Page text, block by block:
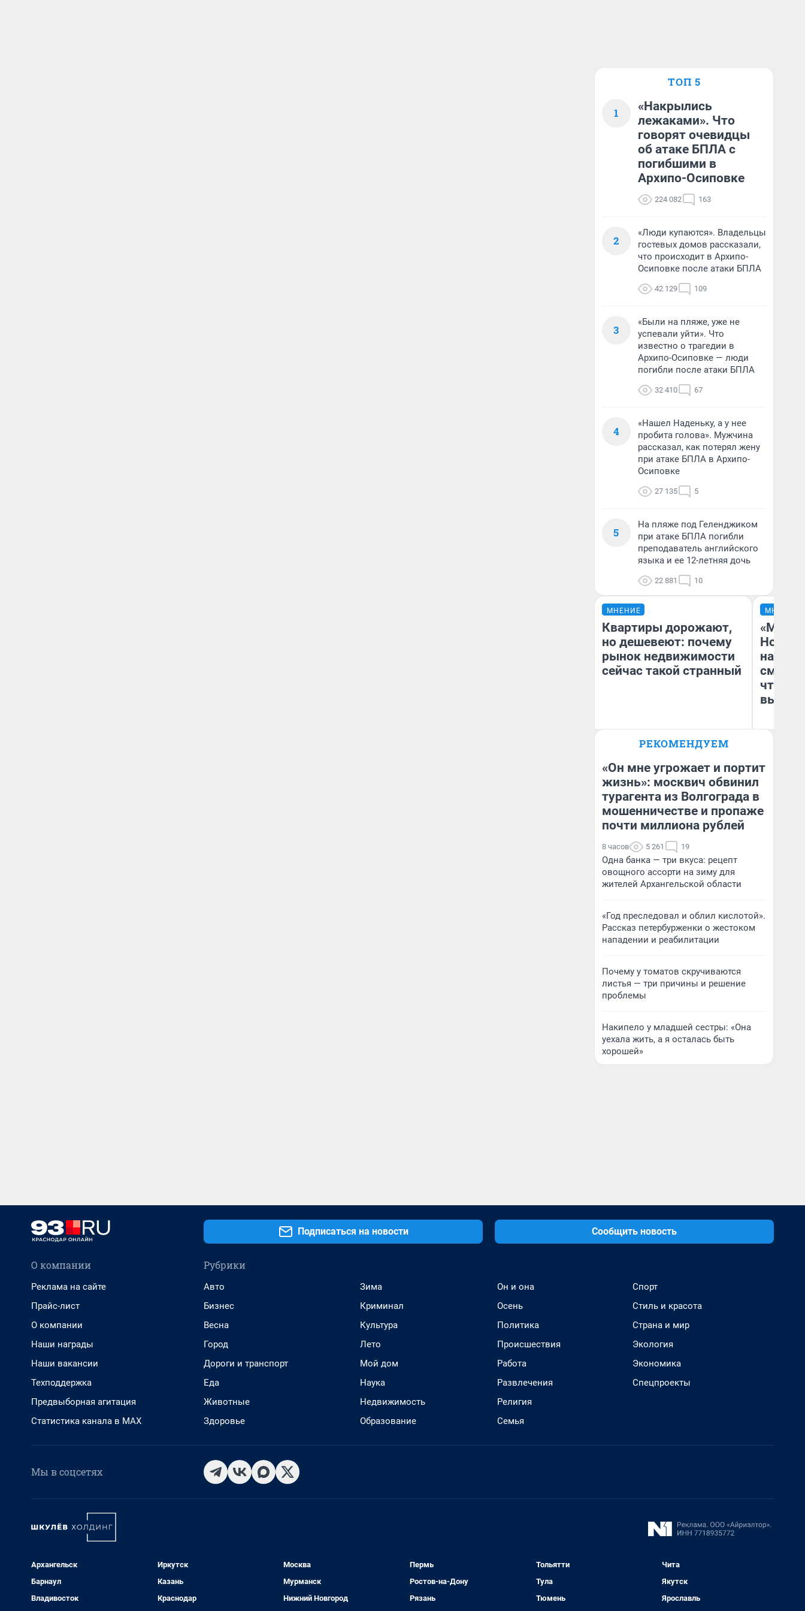
ТОП 5
1
«Накрылись
лежаками». Что
говорят очевидцы
об атаке БПЛА с
погибшими в
Архипо-Осиповке
224 082 163
2
«Люди купаются». Владельцы
гостевых домов рассказали,
что происходит в Архипо-
Осиповке после атаки БПЛА
42 129 109
3
«Были на пляже, уже не
успевали уйти». Что
известно о трагедии в
Архипо-Осиповке — люди
погибли после атаки БПЛА
32 410 67
4
«Нашел Наденьку, а у нее
пробита голова». Мужчина
рассказал, как потерял жену
при атаке БПЛА в Архипо-
Осиповке
27 135 5
5
На пляже под Геленджиком
при атаке БПЛА погибли
преподаватель английского
языка и ее 12-летняя дочь
22 881 10
МНЕНИЕ
Квартиры дорожают,
но дешевеют: почему
рынок недвижимости
сейчас такой странный
Екатерина Торопова
недвижимости
МНЕНИЕ
«Мы
чтобы
РЕКОМЕНДУЕМ
«Он мне угрожает и портит
жизнь»: москвич обвинил
турагента из Волгограда в
мошенничестве и пропаже
почти миллиона рублей
8 часов 5 261 19
Одна банка — три вкуса: рецепт
овощного ассорти на зиму для
жителей Архангельской области
«Год преследовал и облил кислотой».
Рассказ петербурженки о жестоком
нападении и реабилитации
Почему у томатов скручиваются
листья — три причины и решение
проблемы
Накипело у младшей сестры: «Она
уехала жить, а я осталась быть
хорошей»
Подписаться на новости Сообщить новость
О компании
Реклама на сайте
Прайс-лист
О компании
Наши награды
Наши вакансии
Техподдержка
Предвыборная агитация
Статистика канала в MAX
Рубрики
Авто
Бизнес
Весна
Город
Дороги и транспорт
Еда
Животные
Здоровье
Зима
Криминал
Культура
Лето
Мой дом
Наука
Недвижимость
Образование
Он и она
Осень
Политика
Происшествия
Работа
Развлечения
Религия
Семья
Спорт
Стиль и красота
Страна и мир
Экология
Экономика
Спецпроекты
Мы в соцсетях
Архангельск
Барнаул
Владивосток
Иркутск
Казань
Краснодар
Москва
Мурманск
Нижний Новгород
Пермь
Ростов-на-Дону
Рязань
Тольятти
Тула
Тюмень
Чита
Якутск
Ярославль